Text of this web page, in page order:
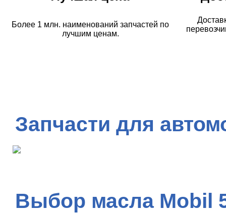
Более 1 млн. наименований запчастей по
лучшим ценам.
Запчасти для
Выбор масла Mobil